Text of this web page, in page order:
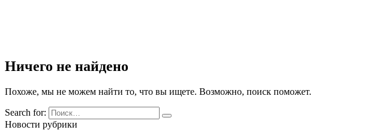
Ничего не найдено
Похоже, мы не можем найти то, что вы ищете. Возможно, поиск поможет.
Search for:
Новости рубрики